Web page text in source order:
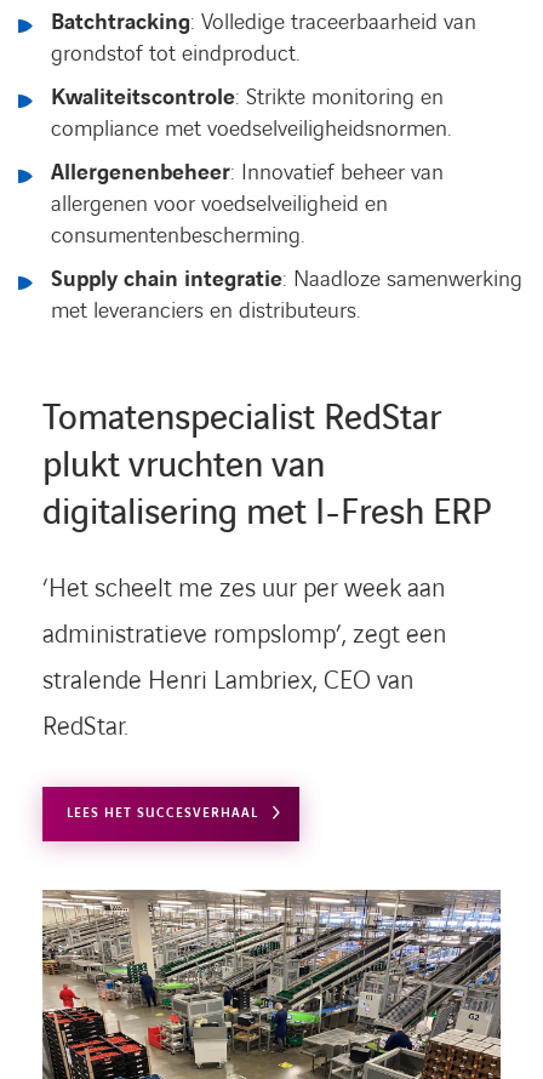
Batchtracking: Volledige traceerbaarheid van
grondstof tot eindproduct.
Kwaliteitscontrole: Strikte monitoring en
compliance met voedselveiligheidsnormen.
Allergenenbeheer: Innovatief beheer van
allergenen voor voedselveiligheid en
consumentenbescherming.
Supply chain integratie: Naadloze samenwerking
met leveranciers en distributeurs.
Tomatenspecialist RedStar
plukt vruchten van
digitalisering met I-Fresh ERP
‘Het scheelt me zes uur per week aan
administratieve rompslomp’, zegt een
stralende Henri Lambriex, CEO van
RedStar.
LEES HET SUCCESVERHAAL